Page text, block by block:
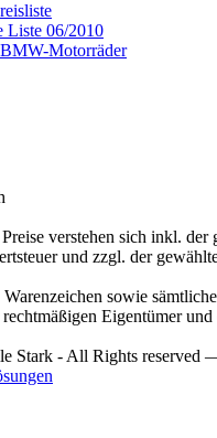
Liste 06/2010
Motorräder
verstehen sich inkl. der
und zzgl. der
sowie
Eigentümer
Stark - All Rights reserved